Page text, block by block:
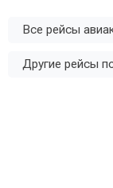
Все рейсы
Другие рейсы